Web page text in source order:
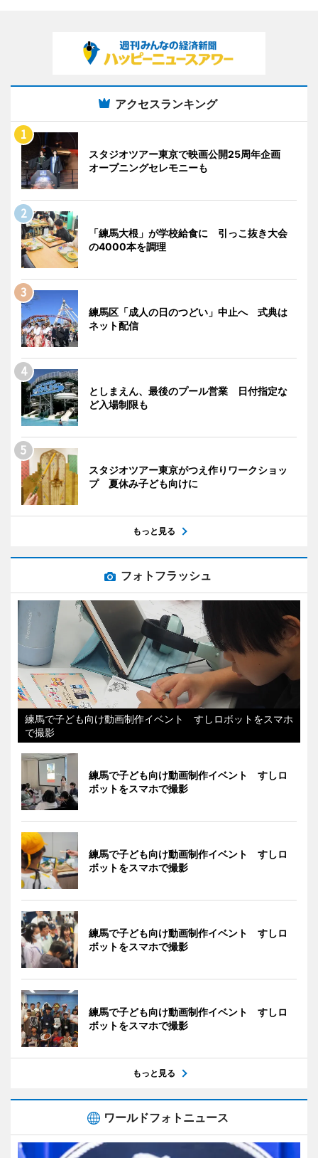
アクセスランキング
スタジオツアー東京で映画公開25周年企画
オープニングセレモニーも
「練馬大根」が学校給食に 引っこ抜き大会
の4000本を調理
練馬区「成人の日のつどい」中止へ 式典は
ネット配信
としまえん、最後のプール営業 日付指定な
ど入場制限も
スタジオツアー東京がつえ作りワークショッ
プ 夏休み子ども向けに
もっと見る
フォトフラッシュ
練馬で子ども向け動画制作イベント すしロボットをスマホ
で撮影
練馬で子ども向け動画制作イベント すしロ
ボットをスマホで撮影
練馬で子ども向け動画制作イベント すしロ
ボットをスマホで撮影
練馬で子ども向け動画制作イベント すしロ
ボットをスマホで撮影
練馬で子ども向け動画制作イベント すしロ
ボットをスマホで撮影
もっと見る
ワールドフォトニュース